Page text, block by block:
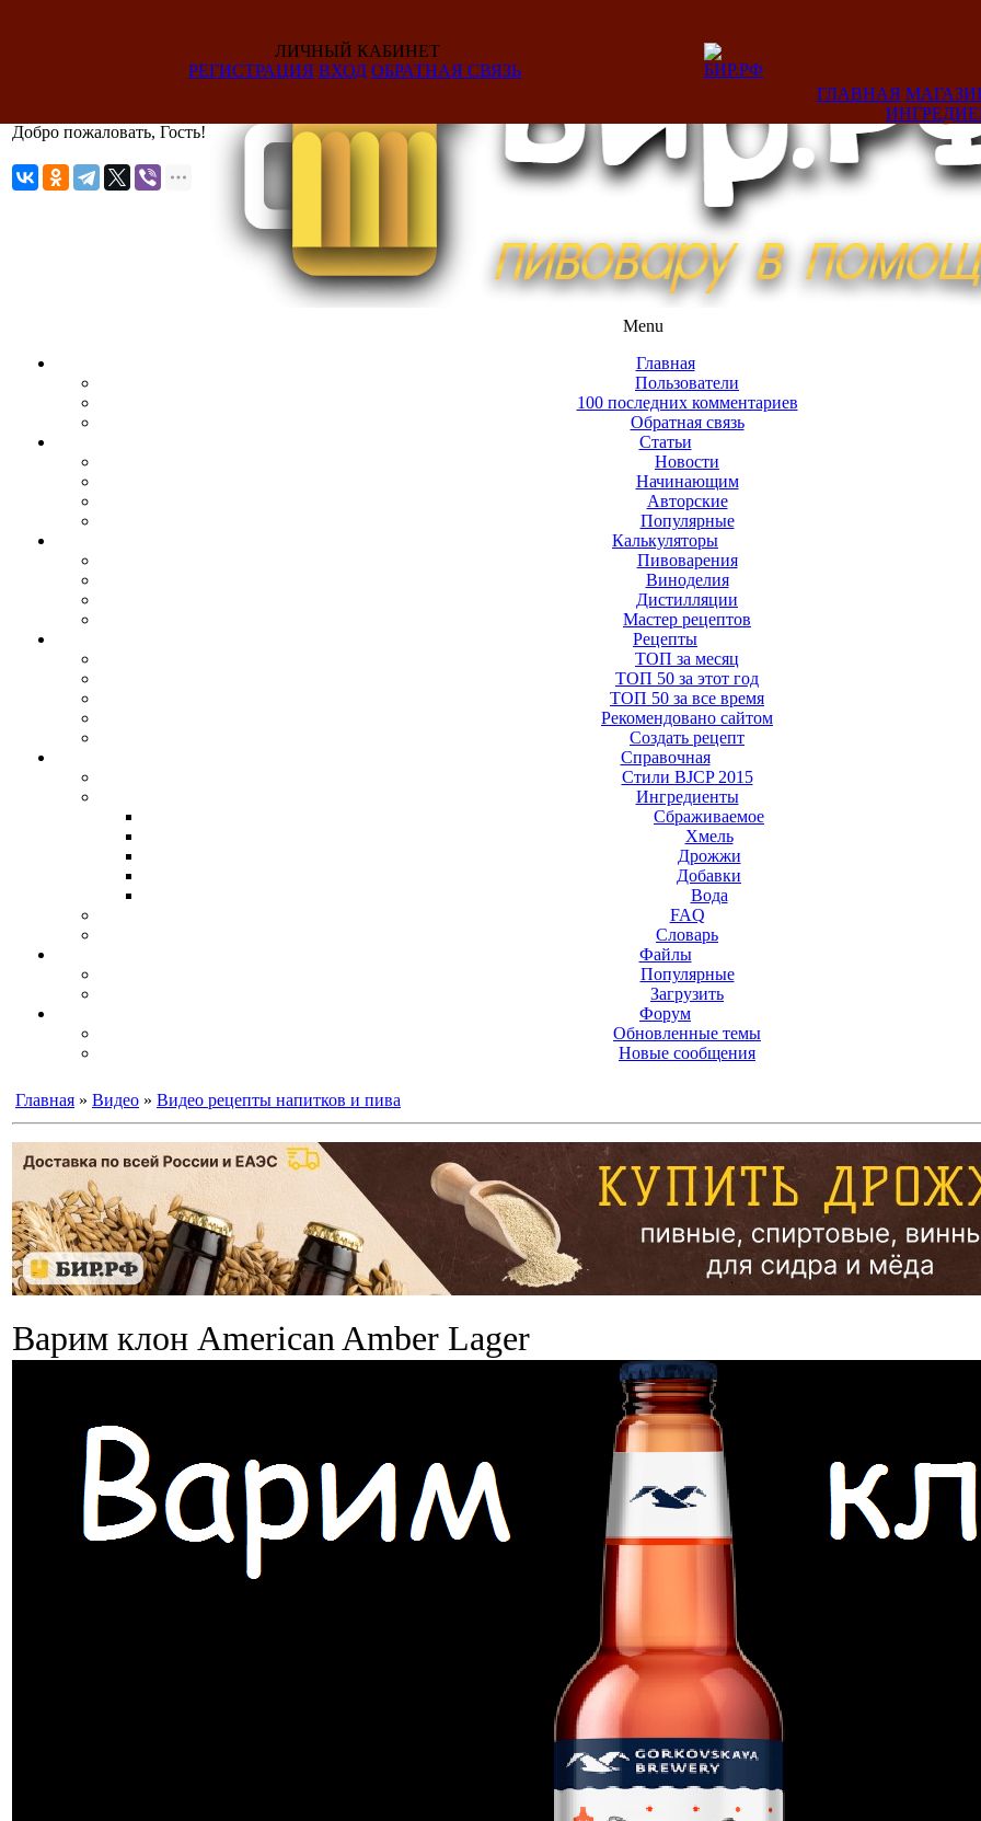
Добро пожаловать, Гость!
Menu
Главная
Пользователи
100 последних комментариев
Обратная связь
Статьи
Новости
Начинающим
Авторские
Популярные
Калькуляторы
Пивоварения
Виноделия
Дистилляции
Мастер рецептов
Рецепты
ТОП за месяц
ТОП 50 за этот год
ТОП 50 за все время
Рекомендовано сайтом
Создать рецепт
Справочная
Стили BJCP 2015
Ингредиенты
Сбраживаемое
Хмель
Дрожжи
Добавки
Вода
FAQ
Словарь
Файлы
Популярные
Загрузить
Форум
Обновленные темы
Новые сообщения
ЛИЧНЫЙ КАБИНЕТ
РЕГИСТРАЦИЯ ВХОД ОБРАТНАЯ СВЯЗЬ
ГЛАВНАЯ
Главная » Видео » Видео рецепты напитков и пива
Варим клон American Amber Lager